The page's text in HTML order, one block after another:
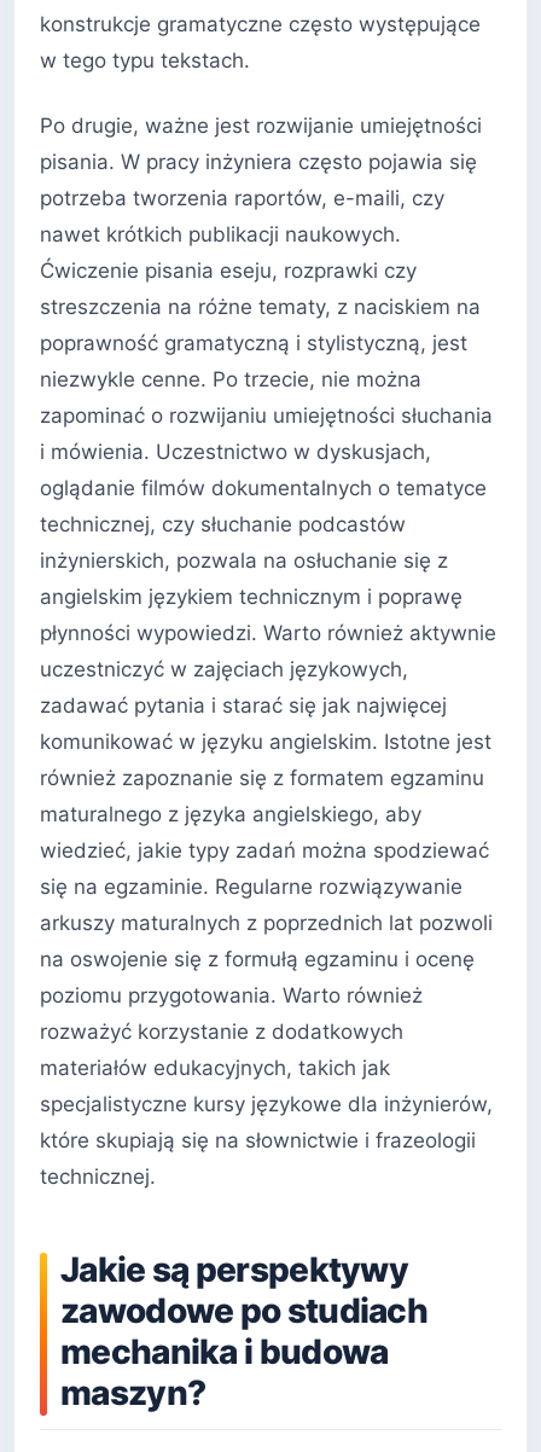
konstrukcje gramatyczne często występujące
w tego typu tekstach.
Po drugie, ważne jest rozwijanie umiejętności
pisania. W pracy inżyniera często pojawia się
potrzeba tworzenia raportów, e-maili, czy
nawet krótkich publikacji naukowych.
Ćwiczenie pisania eseju, rozprawki czy
streszczenia na różne tematy, z naciskiem na
poprawność gramatyczną i stylistyczną, jest
niezwykle cenne. Po trzecie, nie można
zapominać o rozwijaniu umiejętności słuchania
i mówienia. Uczestnictwo w dyskusjach,
oglądanie filmów dokumentalnych o tematyce
technicznej, czy słuchanie podcastów
inżynierskich, pozwala na osłuchanie się z
angielskim językiem technicznym i poprawę
płynności wypowiedzi. Warto również aktywnie
uczestniczyć w zajęciach językowych,
zadawać pytania i starać się jak najwięcej
komunikować w języku angielskim. Istotne jest
również zapoznanie się z formatem egzaminu
maturalnego z języka angielskiego, aby
wiedzieć, jakie typy zadań można spodziewać
się na egzaminie. Regularne rozwiązywanie
arkuszy maturalnych z poprzednich lat pozwoli
na oswojenie się z formułą egzaminu i ocenę
poziomu przygotowania. Warto również
rozważyć korzystanie z dodatkowych
materiałów edukacyjnych, takich jak
specjalistyczne kursy językowe dla inżynierów,
które skupiają się na słownictwie i frazeologii
technicznej.
Jakie są perspektywy
zawodowe po studiach
mechanika i budowa
maszyn?